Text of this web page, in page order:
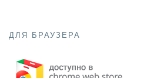
ДЛЯ БРАУЗЕРА